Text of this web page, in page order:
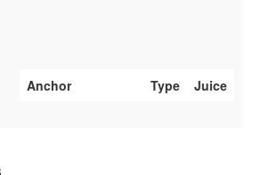
Anchor Type Juice